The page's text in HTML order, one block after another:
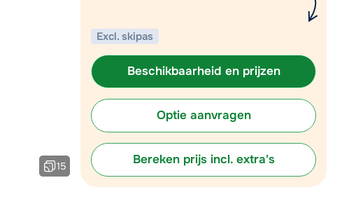
We zijn er vandaag om 09:00 uur.
Chat met wintersportspecialist
Bel ons via 03 3037838
15
Excl. skipas
Beschikbaarheid en prijzen
Optie aanvragen
Bereken prijs incl. extra's